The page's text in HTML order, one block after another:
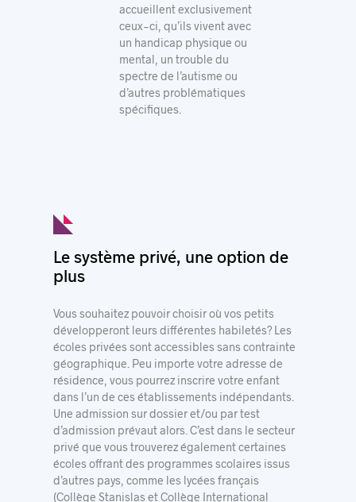
accueillent exclusivement
ceux-ci, qu’ils vivent avec
un handicap physique ou
mental, un trouble du
spectre de l’autisme ou
d’autres problématiques
spécifiques.
Le système privé, une option de
plus
Vous souhaitez pouvoir choisir où vos petits
développeront leurs différentes habiletés? Les
écoles privées sont accessibles sans contrainte
géographique. Peu importe votre adresse de
résidence, vous pourrez inscrire votre enfant
dans l’un de ces établissements indépendants.
Une admission sur dossier et/ou par test
d’admission prévaut alors. C’est dans le secteur
privé que vous trouverez également certaines
écoles offrant des programmes scolaires issus
d’autres pays, comme les lycées français
(Collège Stanislas et Collège International